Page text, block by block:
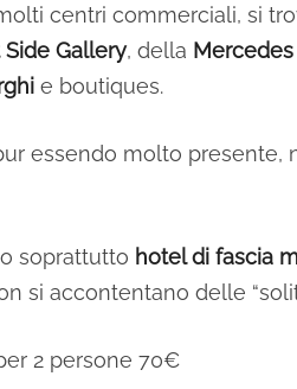
centri commerciali, si
Side Gallery, della
e boutiques.
essendo molto presente,
soprattutto hotel di fascia
si accontentano delle
2 persone 70€